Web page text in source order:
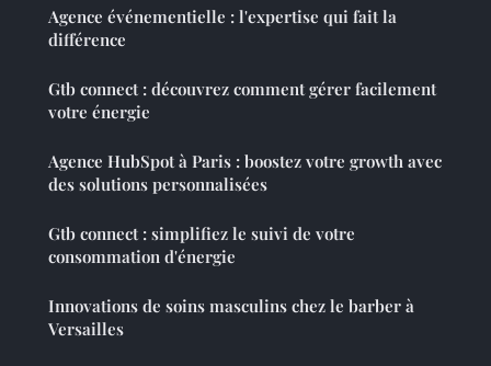
Agence événementielle : l'expertise qui fait la
différence
Gtb connect : découvrez comment gérer facilement
votre énergie
Agence HubSpot à Paris : boostez votre growth avec
des solutions personnalisées
Gtb connect : simplifiez le suivi de votre
consommation d'énergie
Innovations de soins masculins chez le barber à
Versailles